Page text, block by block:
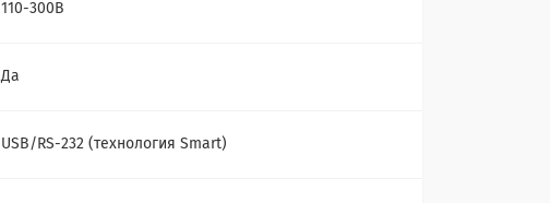
110-300В
Да
USB/RS-232 (технология Smart)